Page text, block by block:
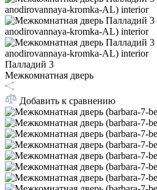
Палладий 3
Межкомнатная дверь
Добавить к сравнению